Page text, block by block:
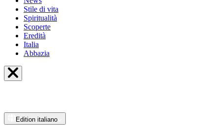
Stile di vita
Spiritualità
Scoperte
Eredità
Italia
Abbazia
Edition italiano